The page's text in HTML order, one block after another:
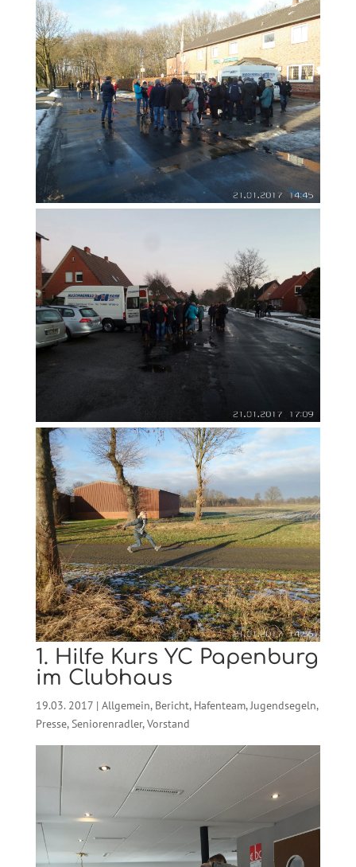
1. Hilfe Kurs YC Papenburg
im Clubhaus
19.03. 2017| Allgemein, Bericht, Hafenteam,Jugendsegeln,
Presse,Seniorenradler,Vorstand